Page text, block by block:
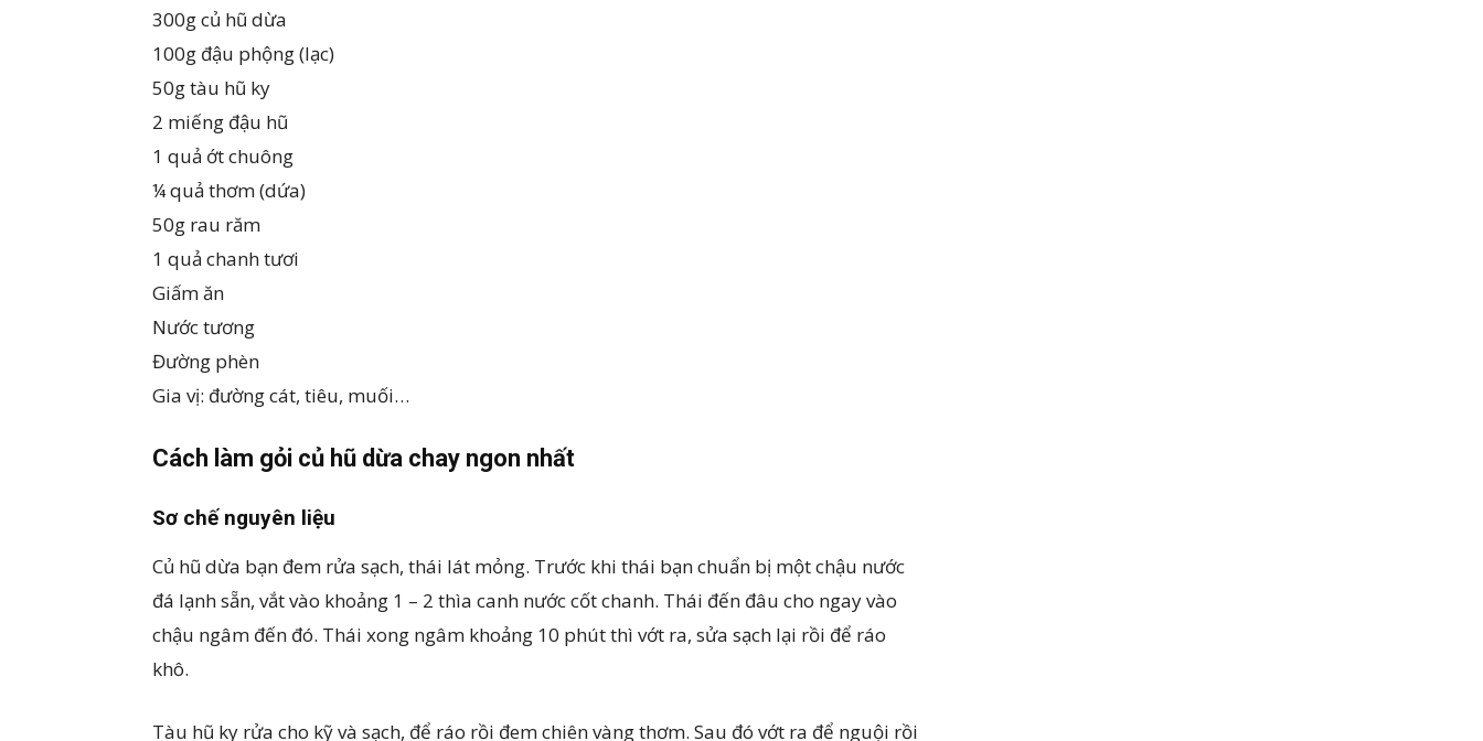
300g củ hũ dừa
100g đậu phộng (lạc)
50g tàu hũ ky
2 miếng đậu hũ
1 quả ớt chuông
¼ quả thơm (dứa)
50g rau răm
1 quả chanh tươi
Giấm ăn
Nước tương
Đường phèn
Gia vị: đường cát, tiêu, muối…
Cách làm gỏi củ hũ dừa chay ngon nhất
Sơ chế nguyên liệu
Củ hũ dừa bạn đem rửa sạch, thái lát mỏng. Trước khi thái bạn chuẩn bị một chậu nước
đá lạnh sẵn, vắt vào khoảng 1 – 2 thìa canh nước cốt chanh. Thái đến đâu cho ngay vào
chậu ngâm đến đó. Thái xong ngâm khoảng 10 phút thì vớt ra, sửa sạch lại rồi để ráo
khô.
Tàu hũ ky rửa cho kỹ và sạch, để ráo rồi đem chiên vàng thơm. Sau đó vớt ra để nguội rồi